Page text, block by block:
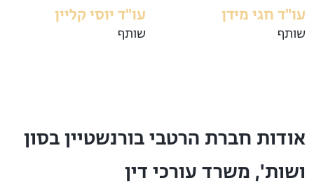
עו"ד חגי מידן
שותף
עו"ד יוסי קליין
שותף
אודות חברת הרטבי בורנשטיין בסון
ושות', משרד עורכי דין